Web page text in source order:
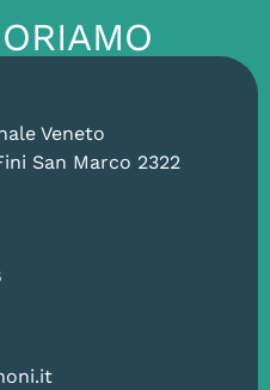
Veneto
San Marco 2322